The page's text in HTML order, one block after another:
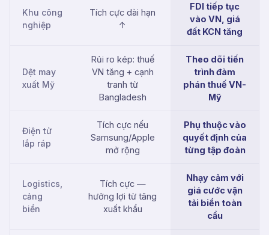
Khu công
nghiệp
Tích cực dài hạn
↑
FDI tiếp tục
vào VN, giá
đất KCN tăng
Dệt may
xuất Mỹ
Rủi ro kép: thuế
VN tăng + cạnh
tranh từ
Bangladesh
Theo dõi tiến
trình đàm
phán thuế VN-
Mỹ
Điện tử
lắp ráp
Tích cực nếu
Samsung/Apple
mở rộng
Phụ thuộc vào
quyết định của
từng tập đoàn
Logistics,
cảng
biển
Tích cực —
hưởng lợi từ tăng
xuất khẩu
Nhạy cảm với
giá cước vận
tải biển toàn
cầu